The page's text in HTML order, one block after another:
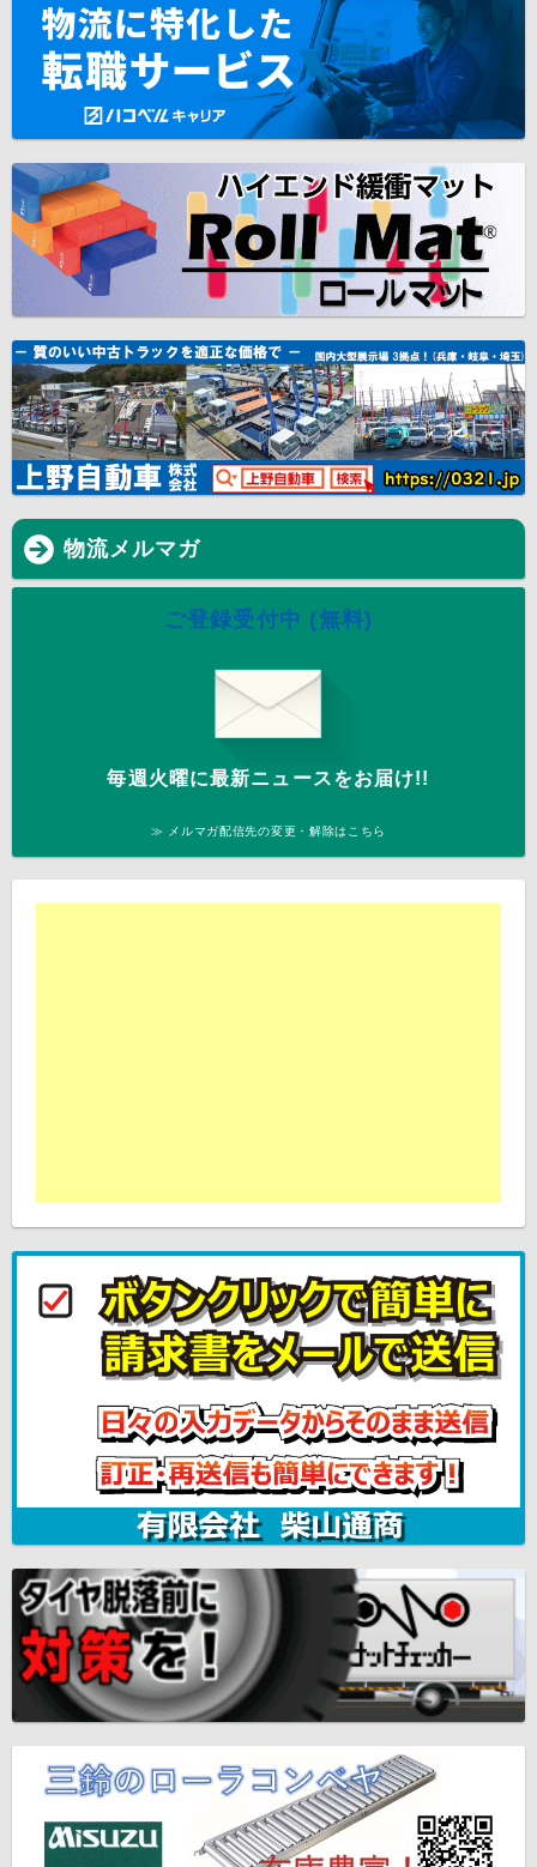
物流メルマガ
ご登録受付中 (無料)
毎週火曜に最新ニュースをお届け!!
≫ メルマガ配信先の変更・解除はこちら